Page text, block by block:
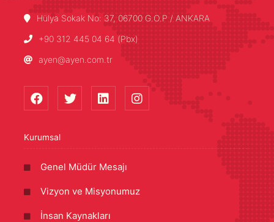
Hülya Sokak No: 37, 06700 G.O.P / ANKARA
+90 312 445 04 64 (Pbx)
ayen@ayen.com.tr
Kurumsal
Genel Müdür Mesajı
Vizyon ve Misyonumuz
İnsan Kaynakları